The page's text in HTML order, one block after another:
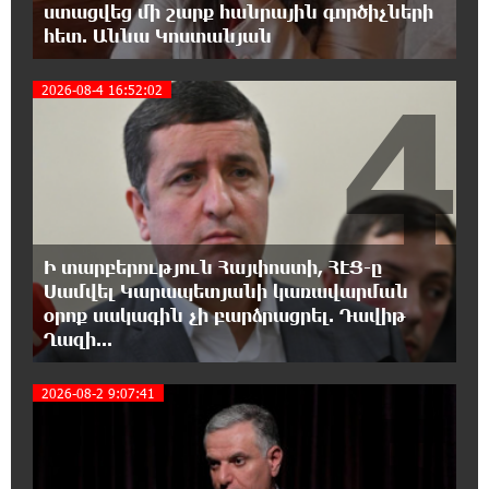
Կաթողիկոսի և հոգևոր դասի
ներկայացուցիչների նկատմամբ
հարուցված այս խայտառակ քրեական գործընթացը
իշխանության կողմից քաղաքական ուղիղ միջամտություն
է Եկեղեցու ներքին գործերին և ինքնավարությանը.
Ղահրամանյան
13:10:59 6-08-2026
9-րդ գումարման Ազգային ժողովում այս
պահին ընթանում է Արամ Վարդևանյանի՝
ԱԺ նախագահի տեղակալի ընտրությունը
12:54:29 6-08-2026
Առանց հանքարդյունաբերության
տեխնոլոգիական առաջընթացն անհնար է․
12:44:19 6-08-2026
Ավետիք Չալաբյանին կալանավորել են
անօրինական հիմքերով. Անահիտ Ադամյան
ստացվեց մի շարք հանրային գործիչների
հետ. Աննա Կոստանյան
2026-08-4 16:52:02
Ի տարբերություն Հայփոստի, ՀԷՑ-ը
Սամվել Կարապետյանի կառավարման
օրոք սակագին չի բարձրացրել. Դավիթ
Ղազի...
4
2026-08-2 9:07:41